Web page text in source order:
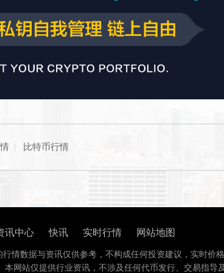
| 比特币行情
讯中心 快讯 实时行情 网站地图
行情数据与资讯仅供参考，不构成任何投资建议，实时价
网站仅提供行业资讯，不涉及任何代币发行、交易指导